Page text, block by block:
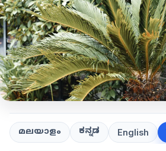
മലയാളം ಕನ್ನಡ English